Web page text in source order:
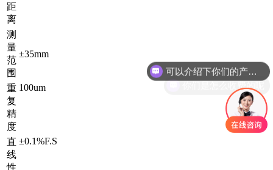
距
离
测
量
范
围
±35mm
重
复
精
度
100um
直
线
性
±0.1%F.S
你们是怎么收费的呢